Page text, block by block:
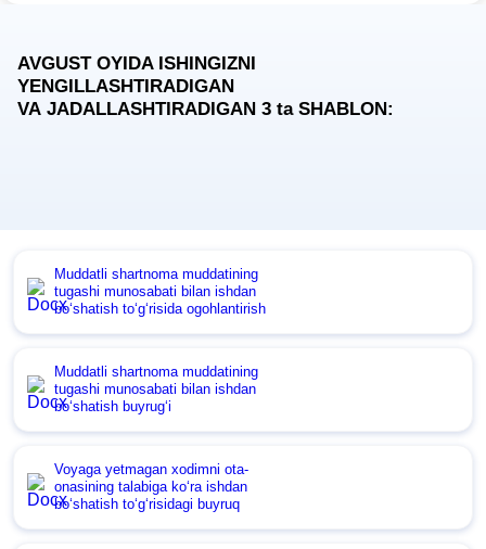
AVGUST OYIDA ISHINGIZNI
YENGILLASHTIRADIGAN
VA JADALLASHTIRADIGAN 3 taSHABLON:
Muddatli shartnoma muddatining
tugashi munosabati bilan ishdan
boʻshatish toʻgʻrisida ogohlantirish
Muddatli shartnoma muddatining
tugashi munosabati bilan ishdan
boʻshatish buyrugʻi
Voyaga yetmagan хodimni ota-
onasining talabiga koʻra ishdan
boʻshatish toʻgʻrisidagi buyruq